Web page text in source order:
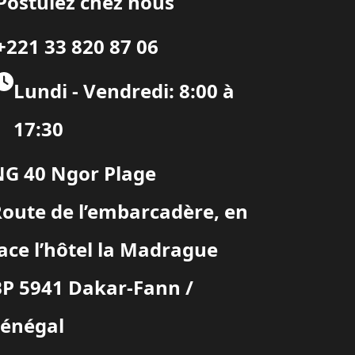
33 820 87 06
Lundi - Vendredi: 8:00 à
17:30
40 Ngor Plage
de l’embarcadère, en
l’hôtel la Madrague
5941 Dakar-Fann /